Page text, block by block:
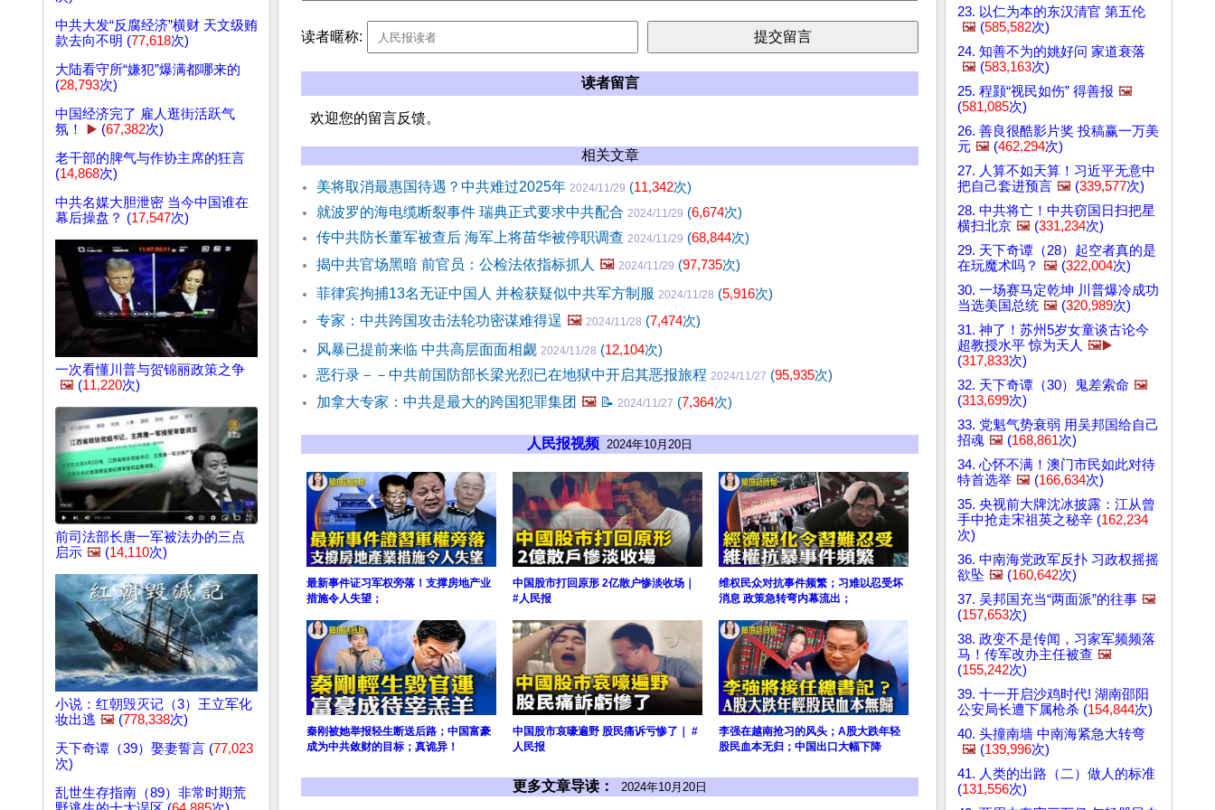
中共大发“反腐经济”横财 天文级贿
款去向不明 (77,618次)
大陆看守所“嫌犯”爆满都哪来的
(28,793次)
中国经济完了 雇人逛街活跃气
氛！
▶️ (67,382次)
老干部的脾气与作协主席的狂言
(14,868次)
中共名媒大胆泄密 当今中国谁在
幕后操盘？ (17,547次)
一次看懂川普与贺锦丽政策之争
🖼️ (11,220次)
前司法部长唐一军被法办的三点
启示 🖼️ (14,110次)
小说：红朝毁灭记（3）王立军化
妆出逃 🖼️ (778,338次)
天下奇谭（39）娶妻誓言 (77,023
次)
乱世生存指南（89）非常时期荒
读者暱称:
读者留言
欢迎您的留言反馈。
相关文章
美将取消最惠国待遇？中共难过2025年 2024/11/29 (11,342次)
就波罗的海电缆断裂事件 瑞典正式要求中共配合 2024/11/29 (6,674次)
传中共防长董军被查后 海军上将苗华被停职调查 2024/11/29 (68,844次)
揭中共官场黑暗 前官员：公检法依指标抓人 🖼️ 2024/11/29 (97,735次)
菲律宾拘捕13名无证中国人 并检获疑似中共军方制服 2024/11/28 (5,916次)
专家：中共跨国攻击法轮功密谋难得逞 🖼️ 2024/11/28 (7,474次)
风暴已提前来临 中共高层面面相觑 2024/11/28 (12,104次)
恶行录－－中共前国防部长梁光烈已在地狱中开启其恶报旅程 2024/11/27 (95,935次)
加拿大专家：中共是最大的跨国犯罪集团 🖼️ 📝 2024/11/27 (7,364次)
人民报视频 2024年10月20日
最新事件证习军权旁落！支撑房地产业
措施令人失望；
中国股市打回原形 2亿散户惨淡收场｜
#人民报
维权民众对抗事件频繁；习难以忍受坏
消息 政策急转弯内幕流出；
秦刚被她举报轻生断送后路；中国富豪
成为中共敛财的目标；真诡异！
中国股市哀嚎遍野 股民痛诉亏惨了｜ #
人民报
李强在越南抢习的风头；A股大跌年轻
股民血本无归；中国出口大幅下降
更多文章导读： 2024年10月20日
23. 以仁为本的东汉清官 第五伦
🖼️ (585,582次)
24. 知善不为的姚好问 家道衰落
🖼️ (583,163次)
25. 程颢“视民如伤” 得善报 🖼️
(581,085次)
26. 善良很酷影片奖 投稿赢一万美
元 🖼️ (462,294次)
27. 人算不如天算！习近平无意中
把自己套进预言 🖼️ (339,577次)
28. 中共将亡！中共窃国日扫把星
横扫北京 🖼️ (331,234次)
29. 天下奇谭（28）起空者真的是
在玩魔术吗？ 🖼️ (322,004次)
30. 一场赛马定乾坤 川普爆冷成功
当选美国总统 🖼️ (320,989次)
31. 神了！苏州5岁女童谈古论今
超教授水平 惊为天人 🖼️▶️
(317,833次)
32. 天下奇谭（30）鬼差索命 🖼️
(313,699次)
33. 党魁气势衰弱 用吴邦国给自己
招魂 🖼️ (168,861次)
34. 心怀不满！澳门市民如此对待
特首选举 🖼️ (166,634次)
35. 央视前大牌沈冰披露：江从曾
手中抢走宋祖英之秘辛 (162,234
次)
36. 中南海党政军反扑 习政权摇摇
欲坠 🖼️ (160,642次)
37. 吴邦国充当“两面派”的往事 🖼️
(157,653次)
38. 政变不是传闻，习家军频频落
马！传军改办主任被查 🖼️
(155,242次)
39. 十一开启沙鸡时代! 湖南邵阳
公安局长遭下属枪杀 (154,844次)
40. 头撞南墙 中南海紧急大转弯
🖼️ (139,996次)
41. 人类的出路（二）做人的标准
(131,556次)